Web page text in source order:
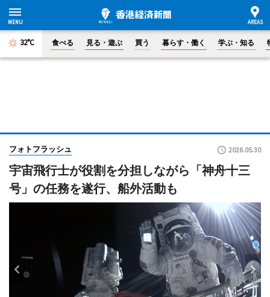
32°C 食べる 見る・遊ぶ 買う 暮らす・働く 学ぶ・知る
フォトフラッシュ 2026.05.30
宇宙飛行士が役割を分担しながら「神舟十三
号」の任務を遂行、船外活動も